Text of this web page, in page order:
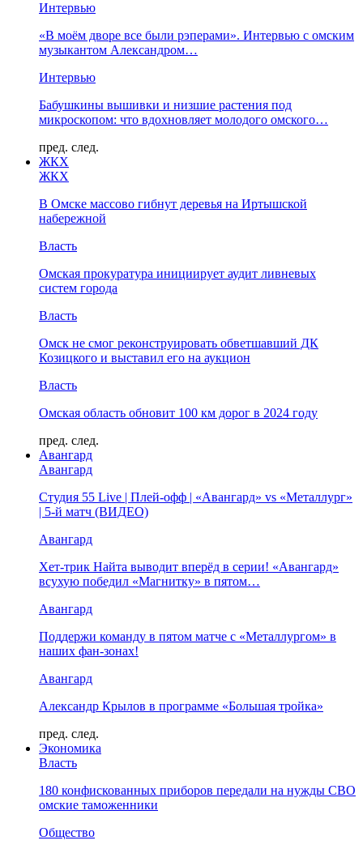
Интервью
«В моём дворе все были рэперами». Интервью с омским
музыкантом Александром…
Интервью
Бабушкины вышивки и низшие растения под
микроскопом: что вдохновляет молодого омского…
пред. след.
ЖКХ
ЖКХ
В Омске массово гибнут деревья на Иртышской
набережной
Власть
Омская прокуратура инициирует аудит ливневых
систем города
Власть
Омск не смог реконструировать обветшавший ДК
Козицкого и выставил его на аукцион
Власть
Омская область обновит 100 км дорог в 2024 году
пред. след.
Авангард
Авангард
Студия 55 Live | Плей-офф | «Авангард» vs «Металлург»
| 5-й матч (ВИДЕО)
Авангард
Хет-трик Найта выводит вперёд в серии! «Авангард»
всухую победил «Магнитку» в пятом…
Авангард
Поддержи команду в пятом матче с «Металлургом» в
наших фан-зонах!
Авангард
Александр Крылов в программе «Большая тройка»
пред. след.
Экономика
Власть
180 конфискованных приборов передали на нужды СВО
омские таможенники
Общество